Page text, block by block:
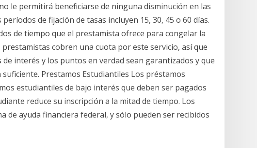
le permitirá beneficiarse de ninguna disminución en las
de fijación de tasas incluyen 15, 30, 45 o 60 días.
de tiempo que el prestamista ofrece para congelar la
cobren una cuota por este servicio, así que
interés y los puntos en verdad sean garantizados y que
Prestamos Estudiantiles Los préstamos
estudiantiles de bajo interés que deben ser pagados
reduce su inscripción a la mitad de tiempo. Los
de ayuda financiera federal, y sólo pueden ser recibidos